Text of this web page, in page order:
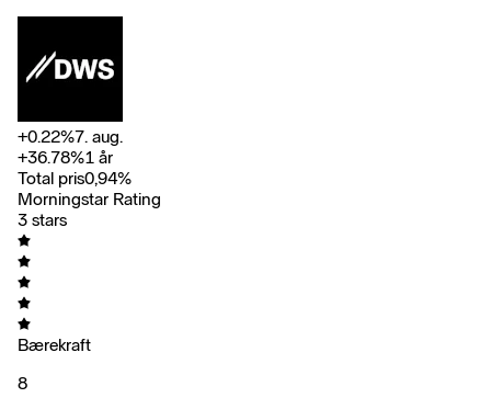
+0.22%7. aug.
+36.78%1 år
Total pris0,94%
Morningstar Rating
3 stars
Bærekraft
8